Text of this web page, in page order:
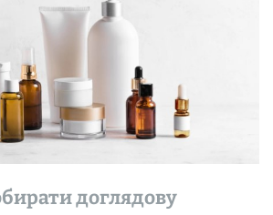
доглядову